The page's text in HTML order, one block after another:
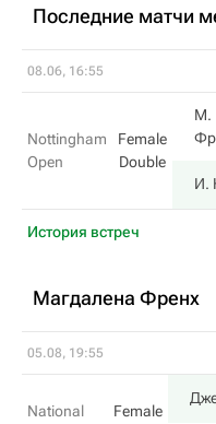
Последние матчи
08.06, 16:55
Nottingham
Open
Female
Double
М.
И.
История встреч
Магдалена Френх
05.08, 19:55
National
Female